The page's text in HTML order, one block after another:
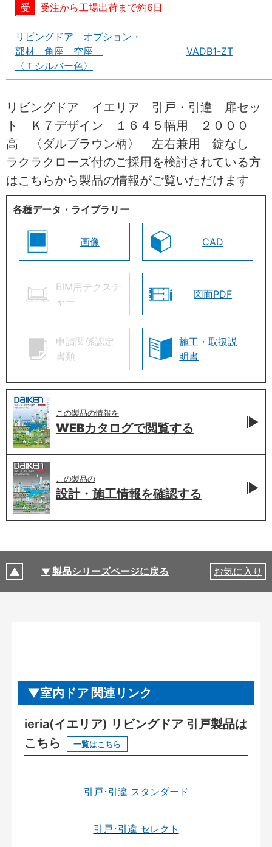
受注から工場出荷まで約6日
リビングドア オプション・
部材 角座 空座
〈Ｔシルバー色〉
VADB1-ZT
リビングドア イエリア 引戸・引違 扉セッ
ト Ｋ７デザイン １６４５幅用 ２０００
高 〈ダルブラウン柄〉 左右兼用 錠なし
ラクラクローズ付のご採用を検討されている方
はこちらから製品の情報がご覧いただけます
各種データ・ライブラリー
画像 CAD
BIM用テクスチ
ャー
図面PDF
申請関係認定
書類
施工・取扱説
明書
この製品の情報を
WEBカタログで閲覧する
この製品の
設計・施工情報を確認する
製品シリーズページに戻る お気に入り
室内ドア 関連リンク
ieria(イエリア) リビングドア 引戸製品は
こちら
一覧はこちら
引戸･引違 スタンダード
引戸･引違 セレクト